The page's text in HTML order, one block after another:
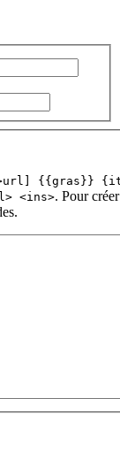
{{gras}}
<ins>. Pour